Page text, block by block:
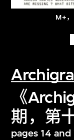
M+
《
期，第
pages 14
探索世界
文化藏品。